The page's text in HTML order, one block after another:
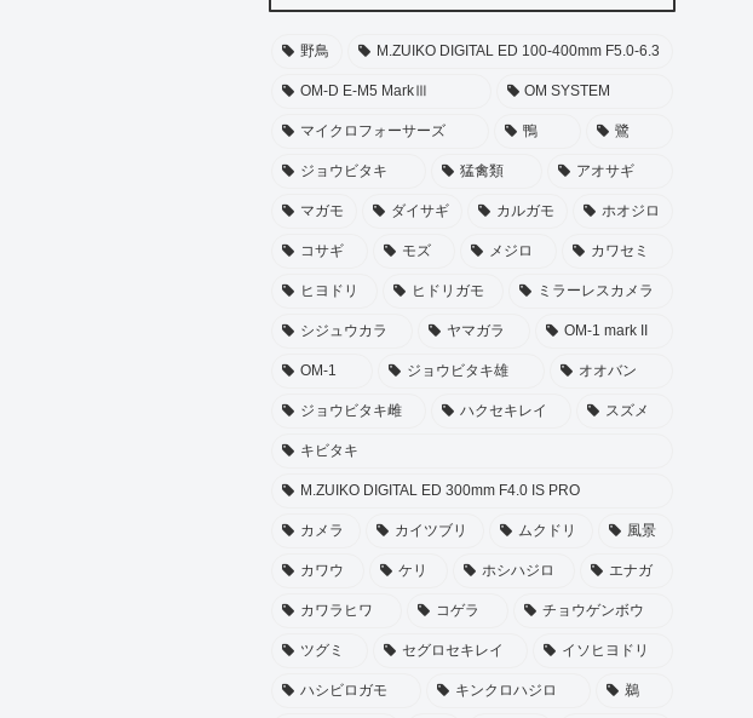
野鳥 M.ZUIKO DIGITAL ED 100-400mm F5.0-6.3
OM-D E-M5 MarkⅢ OM SYSTEM
マイクロフォーサーズ 鴨 鷺
ジョウビタキ 猛禽類 アオサギ
マガモ ダイサギ カルガモ ホオジロ
コサギ モズ メジロ カワセミ
ヒヨドリ ヒドリガモ ミラーレスカメラ
シジュウカラ ヤマガラ OM-1 mark II
OM-1 ジョウビタキ雄 オオバン
ジョウビタキ雌 ハクセキレイ スズメ
キビタキ
M.ZUIKO DIGITAL ED 300mm F4.0 IS PRO
カメラ カイツブリ ムクドリ 風景
カワウ ケリ ホシハジロ エナガ
カワラヒワ コゲラ チョウゲンボウ
ツグミ セグロセキレイ イソヒヨドリ
ハシビロガモ キンクロハジロ 鵜